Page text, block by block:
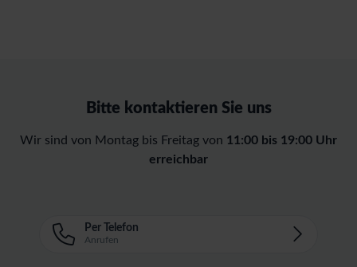
Bitte kontaktieren Sie uns
Wir sind von Montag bis Freitag von 11:00 bis 19:00 Uhr
erreichbar
Per Telefon
Anrufen